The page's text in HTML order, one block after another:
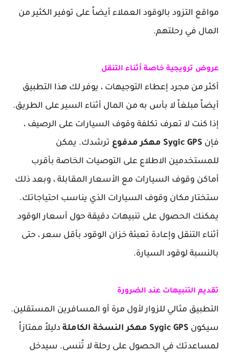
مواقع التزود بالوقود العملاء أيضاً على توفير الكثير من
المال في رحلتهم.
عروض ترويجية خاصة أثناء التنقل
أكثر من مجرد إعطاء التوجيهات ، يوفر لك هذا التطبيق
أيضاً مبلغاً لا بأس به من المال أثناء السير على الطريق.
إذا كنت لا تعرف تكلفة وقوف السيارات على الرصيف ،
فإن Sygic GPS مهكر مدفوع
ترشدك. يمكن
للمستخدمين الاطلاع على التوصيات الخاصة بأقرب
أماكن وقوف السيارات مع الأسعار المقابلة ، وبعد ذلك
ستختار مكان وقوف السيارات الذي يناسب احتياجاتك.
يمكنك الحصول على تنبيهات دقيقة حول أسعار الوقود
أثناء التنقل وإعادة تعبئة خزان الوقود بأقل سعر ، حتى
بالنسبة لوقود السيارة.
تقديم التنبيهات عند الضرورة
التطبيق مثالي للزوار لأول مرة أو المسافرين المستقلين.
سيكون Sygic GPS مهكر النسخة الكاملة
دليلاً ممتازاً
لمساعدتك في الحصول على رحلة لا تُنسى. سيدخل